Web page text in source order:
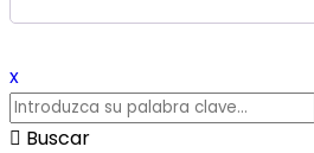
x
Buscar